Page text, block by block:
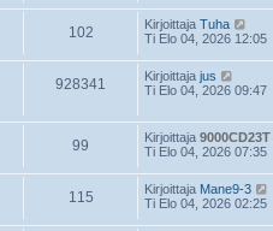
102 Kirjoittaja Tuha
Ti Elo 04, 2026 12:05
928341 Kirjoittaja jus
Ti Elo 04, 2026 09:47
99 Kirjoittaja 9000CD23T
Ti Elo 04, 2026 07:35
115 Kirjoittaja Mane9-3
Ti Elo 04, 2026 02:25